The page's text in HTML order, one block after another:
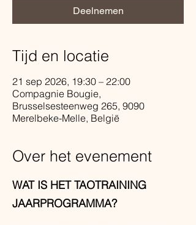
Deelnemen
Tijd en locatie
21 sep 2026, 19:30 – 22:00
Compagnie Bougie,
Brusselsesteenweg 265, 9090
Merelbeke-Melle, België
Over het evenement
WAT IS HET TAOTRAINING
JAARPROGRAMMA?